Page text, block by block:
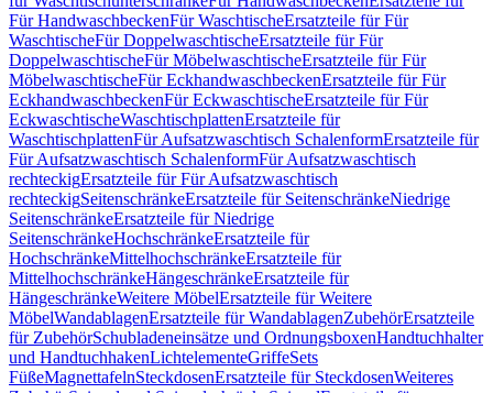
Für HandwaschbeckenFür WaschtischeErsatzteile für Für
WaschtischeFür DoppelwaschtischeErsatzteile für Für
DoppelwaschtischeFür MöbelwaschtischeErsatzteile für Für
MöbelwaschtischeFür EckhandwaschbeckenErsatzteile für Für
EckhandwaschbeckenFür EckwaschtischeErsatzteile für Für
EckwaschtischeWaschtischplattenErsatzteile für
WaschtischplattenFür Aufsatzwaschtisch SchalenformErsatzteile für
Für Aufsatzwaschtisch SchalenformFür Aufsatzwaschtisch
rechteckigErsatzteile für Für Aufsatzwaschtisch
rechteckigSeitenschränkeErsatzteile für SeitenschränkeNiedrige
SeitenschränkeErsatzteile für Niedrige
SeitenschränkeHochschränkeErsatzteile für
HochschränkeMittelhochschränkeErsatzteile für
MittelhochschränkeHängeschränkeErsatzteile für
HängeschränkeWeitere MöbelErsatzteile für Weitere
MöbelWandablagenErsatzteile für WandablagenZubehörErsatzteile
für ZubehörSchubladeneinsätze und OrdnungsboxenHandtuchhalter
und HandtuchhakenLichtelementeGriffeSets
FüßeMagnettafelnSteckdosenErsatzteile für SteckdosenWeiteres